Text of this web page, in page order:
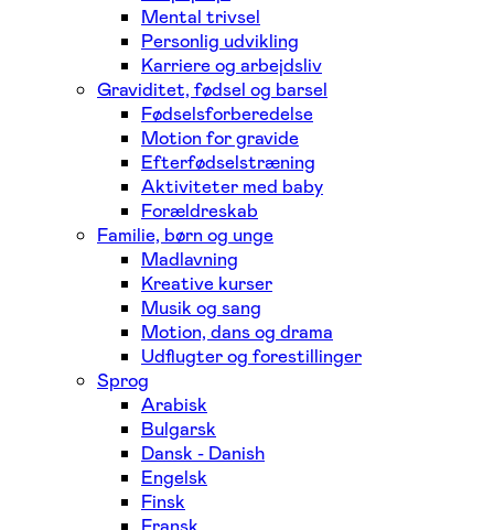
Mental trivsel
Personlig udvikling
Karriere og arbejdsliv
Graviditet, fødsel og barsel
Fødselsforberedelse
Motion for gravide
Efterfødselstræning
Aktiviteter med baby
Forældreskab
Familie, børn og unge
Madlavning
Kreative kurser
Musik og sang
Motion, dans og drama
Udflugter og forestillinger
Sprog
Arabisk
Bulgarsk
Dansk - Danish
Engelsk
Finsk